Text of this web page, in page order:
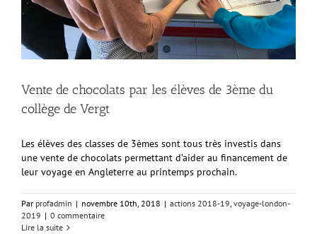
Vente de chocolats par les élèves de 3ème du
collège de Vergt
Les élèves des classes de 3èmes sont tous très investis dans
une vente de chocolats permettant d’aider au financement de
leur voyage en Angleterre au printemps prochain.
Par profadmin | novembre 10th, 2018 | actions 2018-19, voyage-london-
2019 | 0 commentaire
Lire la suite